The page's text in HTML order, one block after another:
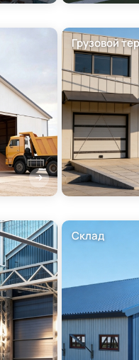
Грузовой
Склад